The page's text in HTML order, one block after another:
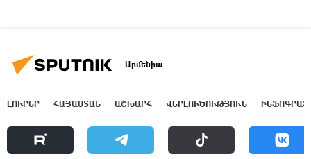
Արմենիա
ԼՈՒՐԵՐ ՀԱՅԱՍՏԱՆ ԱՇԽԱՐՀ ՎԵՐԼՈՒԾՈՒԹՅՈՒՆ